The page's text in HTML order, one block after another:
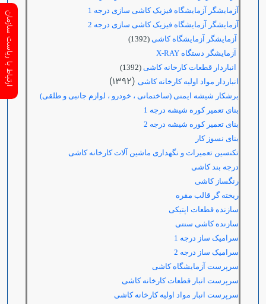
آزمایشگر آزمایشگاه فیزیک کاشی سازی درجه 1
آزمایشگر آزمایشگاه فیزیک کاشی سازی درجه 2
آزمایشگر آزمایشگاه کاشی (1392)
آزمایشگر دستگاه X-RAY
انباردار قطعات کارخانه کاشی (1392)
انباردار مواد اولیه کارخانه کاشی (1392)
برشکار شیشه ایمنی (ساختمانی ، خودرو ، لوازم جانبی و طلقی)
بنای تعمیر کوره شیشه درجه 1
بنای تعمیر کوره شیشه درجه 2
بنای نسوز کار
تکنسین تعمیرات و نگهداری ماشین آلات کارخانه کاشی
درجه بند کاشی
رنگساز کاشی
ریخته گر قالب مقره
سازنده قطعات اپتیکی
سازنده کاشی سنتی
سرامیک ساز درجه 1
سرامیک ساز درجه 2
سرپرست آزمایشگاه کاشی
سرپرست انبار قطعات کارخانه کاشی
سرپرست انبار مواد اولیه کارخانه کاشی
ارتباط با ریاست سازمان